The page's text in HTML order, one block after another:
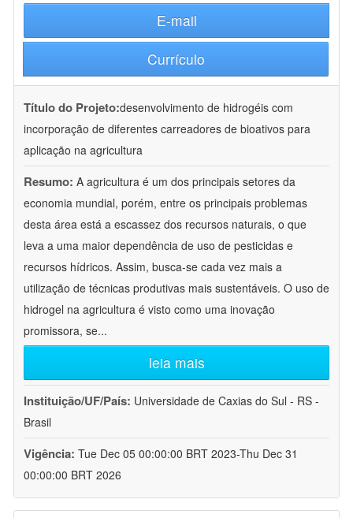
E-mail
Currículo
Título do Projeto:desenvolvimento de hidrogéis com
incorporação de diferentes carreadores de bioativos para
aplicação na agricultura
Resumo: A agricultura é um dos principais setores da
economia mundial, porém, entre os principais problemas
desta área está a escassez dos recursos naturais, o que
leva a uma maior dependência de uso de pesticidas e
recursos hídricos. Assim, busca-se cada vez mais a
utilização de técnicas produtivas mais sustentáveis. O uso de
hidrogel na agricultura é visto como uma inovação
promissora, se...
leia mais
Instituição/UF/País: Universidade de Caxias do Sul - RS -
Brasil
Vigência: Tue Dec 05 00:00:00 BRT 2023-Thu Dec 31
00:00:00 BRT 2026